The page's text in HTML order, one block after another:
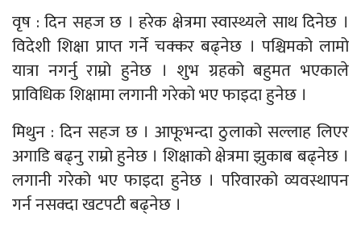
वृष : दिन सहज छ । हरेक क्षेत्रमा स्वास्थ्यले साथ दिनेछ ।
विदेशी शिक्षा प्राप्त गर्ने चक्कर बढ्नेछ । पश्चिमको लामो
यात्रा नगर्नु राम्रो हुनेछ । शुभ ग्रहको बहुमत भएकाले
प्राविधिक शिक्षामा लगानी गरेको भए फाइदा हुनेछ ।
मिथुन : दिन सहज छ । आफूभन्दा ठुलाको सल्लाह लिएर
अगाडि बढ्नु राम्रो हुनेछ । शिक्षाको क्षेत्रमा झुकाब बढ्नेछ ।
लगानी गरेको भए फाइदा हुनेछ । परिवारको व्यवस्थापन
गर्न नसक्दा खटपटी बढ्नेछ ।